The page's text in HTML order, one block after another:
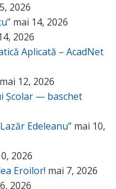
2026
mai 14, 2026
2026
Aplicată – AcadNet
mai 12, 2026
Școlar — baschet
Edeleanu” mai 10,
2026
Eroilor! mai 7, 2026
2026